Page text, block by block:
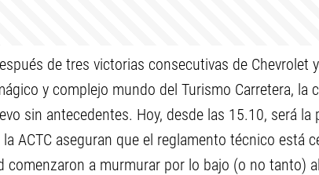
de tres victorias consecutivas de Chevrolet
y complejo mundo del Turismo Carretera, la
sin antecedentes. Hoy, desde las 15.10, será la
ACTC aseguran que el reglamento técnico está
comenzaron a murmurar por lo bajo (o no tanto)